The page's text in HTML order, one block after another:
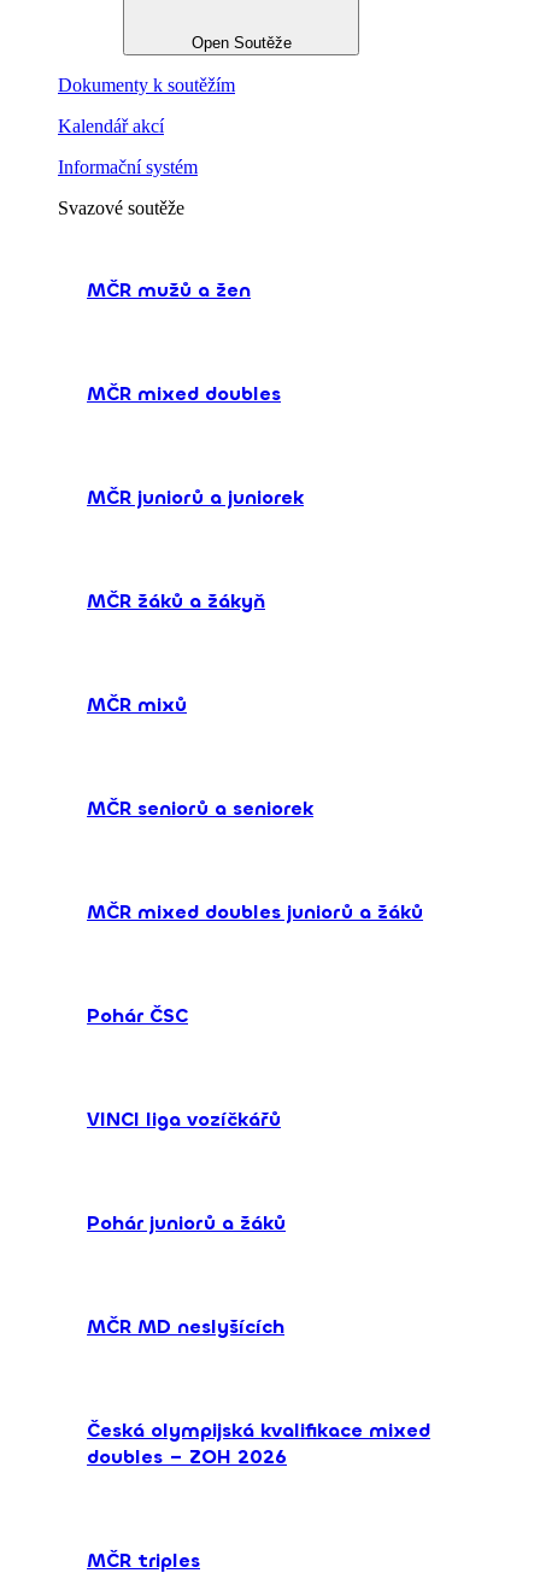
Open Soutěže
Dokumenty k soutěžím
Kalendář akcí
Informační systém
Svazové soutěže
MČR mužů a žen
MČR mixed doubles
MČR juniorů a juniorek
MČR žáků a žákyň
MČR mixů
MČR seniorů a seniorek
MČR mixed doubles juniorů a žáků
Pohár ČSC
VINCI liga vozíčkářů
Pohár juniorů a žáků
MČR MD neslyšících
Česká olympijská kvalifikace mixed
doubles – ZOH 2026
MČR triples